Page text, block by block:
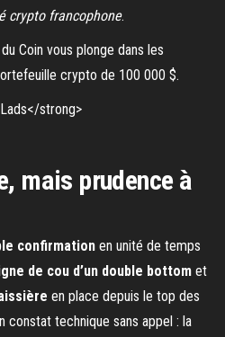
crypto francophone.
Coin vous plonge dans les
crypto de 100 000 $.
mais prudence à
confirmation en unité de temps
de cou d’un double bottom et
en place depuis le top des
constat technique sans appel : la